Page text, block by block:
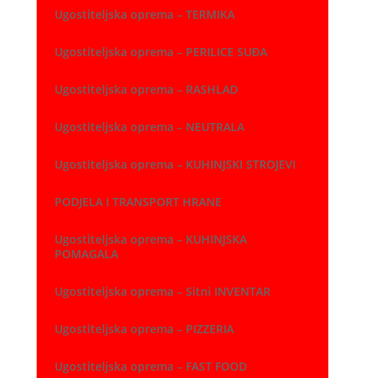
Ugostiteljska oprema – TERMIKA
Ugostiteljska oprema – PERILICE SUĐA
Ugostiteljska oprema – RASHLAD
Ugostiteljska oprema – NEUTRALA
Ugostiteljska oprema – KUHINJSKI STROJEVI
PODJELA I TRANSPORT HRANE
Ugostiteljska oprema – KUHINJSKA
POMAGALA
Ugostiteljska oprema – Sitni INVENTAR
Ugostiteljska oprema – PIZZERIA
Ugostiteljska oprema – FAST FOOD